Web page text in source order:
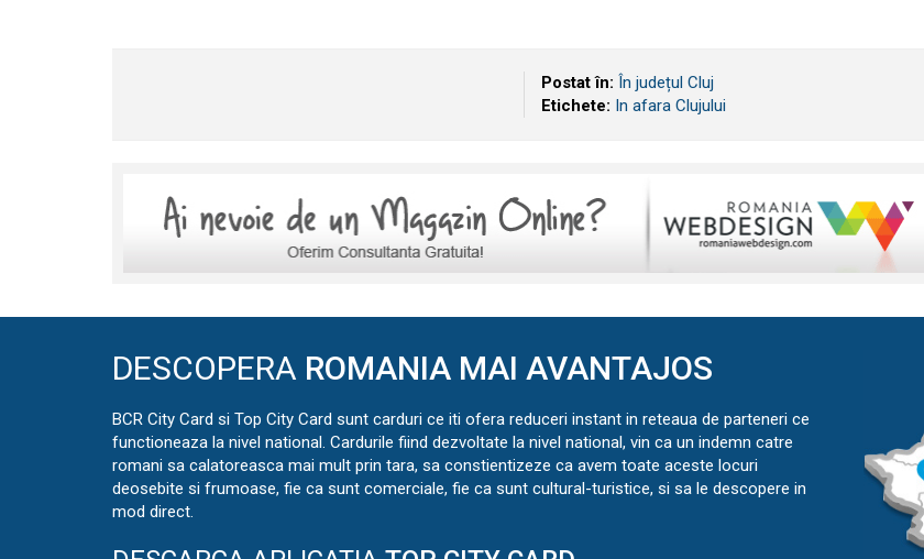
Postat în: În județul Cluj
Etichete: In afara Clujului
DESCOPERA ROMANIA MAI AVANTAJOS
BCR City Card si Top City Card sunt carduri ce iti ofera reduceri instant in reteaua de parteneri ce
functioneaza la nivel national. Cardurile fiind dezvoltate la nivel national, vin ca un indemn catre
romani sa calatoreasca mai mult prin tara, sa constientizeze ca avem toate aceste locuri
deosebite si frumoase, fie ca sunt comerciale, fie ca sunt cultural-turistice, si sa le descopere in
mod direct.